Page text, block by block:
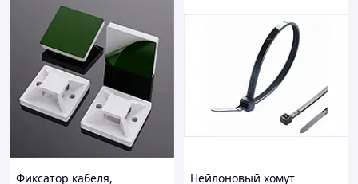
Фиксатор кабеля,
Нейлоновый хомут